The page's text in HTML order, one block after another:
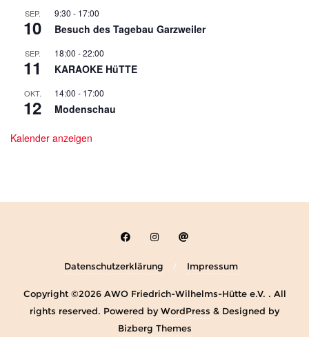
SEP.
10
9:30 - 17:00
Besuch des Tagebau Garzweiler
SEP.
11
18:00 -22:00
KARAOKE HüTTE
OKT.
12
14:00 - 17:00
Modenschau
Kalender anzeigen
Datenschutzerklärung Impressum
Copyright ©2026 AWO Friedrich-Wilhelms-Hütte e.V. . All
rights reserved. Powered byWordPress & Designed by
Bizberg Themes